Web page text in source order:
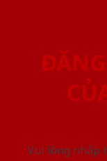
Vui lòng nhập